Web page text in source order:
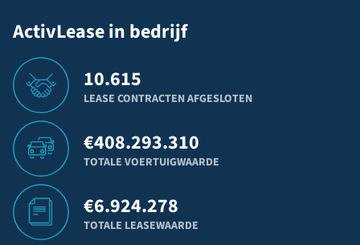
ActivLease in bedrijf
10.615
LEASE CONTRACTEN AFGESLOTEN
€408.293.310
TOTALE VOERTUIGWAARDE
€6.924.278
TOTALE LEASEWAARDE